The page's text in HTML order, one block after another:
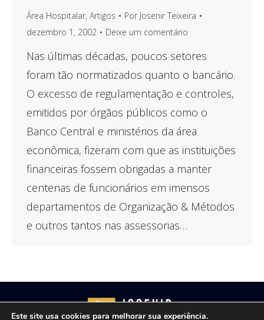
Área Hospitalar, Artigos Por Josenir Teixeira
dezembro 1, 2002
Deixe um comentário
Nas últimas décadas, poucos setores
foram tão normatizados quanto o bancário.
O excesso de regulamentação e controles,
emitidos por órgãos públicos como o
Banco Central e ministérios da área
econômica, fizeram com que as instituições
financeiras fossem obrigadas a manter
centenas de funcionários em imensos
departamentos de Organização & Métodos
e outros tantos nas assessorias…
Este site usa cookies para melhorar sua experiência.